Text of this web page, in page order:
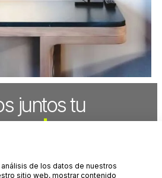
juntos tu
hoy.
de los datos de nuestros
sitio web, mostrar contenido